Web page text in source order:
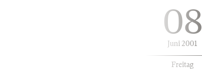
08
Juni 2001
Freitag